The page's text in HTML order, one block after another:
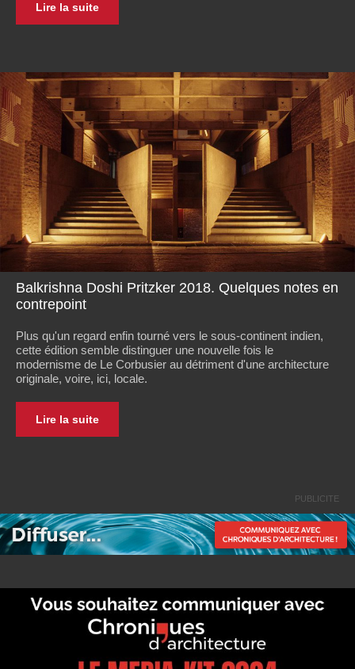
Lire la suite
Balkrishna Doshi Pritzker 2018. Quelques notes en
contrepoint
Plus qu'un regard enfin tourné vers le sous-continent indien,
cette édition semble distinguer une nouvelle fois le
modernisme de Le Corbusier au détriment d'une architecture
originale, voire, ici, locale.
Lire la suite
PUBLICITE